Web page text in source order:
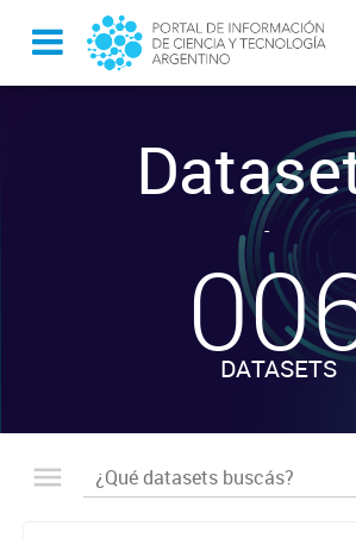
-
DATASETS